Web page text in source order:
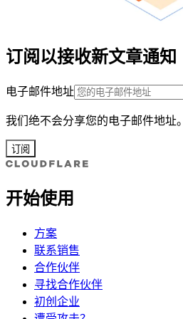
订阅以接收新文章通知
电子邮件地址
我们绝不会分享您的电子邮件地址。
订阅
开始使用
方案
联系销售
合作伙伴
寻找合作伙伴
初创企业